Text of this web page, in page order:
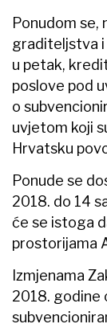
Ponudom se,
graditeljstva
u petak,
poslove pod
o
uvjetom koji
Hrvatsku
Ponude se
2018. do 14
će se istoga
prostorijama
Izmjenama
2018. godine